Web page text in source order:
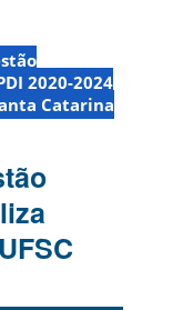
2020-2024
Catarina